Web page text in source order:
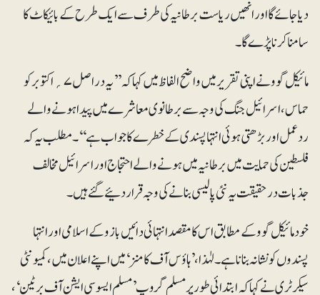
دیا جائےگا اور انھیں ریاست برطانیہ کی طرف سے ایک طرح کے بائیکاٹ کا
سامنا کرنا پڑے گا۔
مائیکل گوو نے اپنی تقریر میں واضح الفاظ میں کہا کہ ’’یہ دراصل ۷؍اکتوبر کو
حماس، اسرائیل جنگ کی وجہ سے برطانوی معاشرے میں پیدا ہونے والے
ردعمل اور بڑھتی ہوئی انتہا پسندی کے خطرے کا جواب ہے‘‘۔ مطلب یہ کہ
فلسطین کی حمایت میں برطانیہ میں ہونے والے احتجاج اور اسرائیل مخالف
جذبات درحقیقت یہ نئی پالیسی بنانے کی وجہ قرار دئیے گئے ہیں۔
خود مائیکل گوو کے مطابق اس کا مقصد انتہائی دائیں بازو کے اسلامی اور انتہا
پسندوں کو نشانہ بنانا ہے۔لہٰذا، ’ہاؤس آف کامنز‘ میں اپنے اعلان میں، کمیونٹی
سیکرٹری نے کہا کہ ابتدائی طور پر مسلم گروپ ’مسلم ایسوسی ایشن آف برٹین‘،